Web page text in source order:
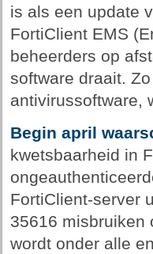
is als een update
FortiClient EMS
beheerders op
software draait.
antivirussoftware,
Begin april
kwetsbaarheid in
FortiClient-server
35616 misbruiken
wordt onder alle